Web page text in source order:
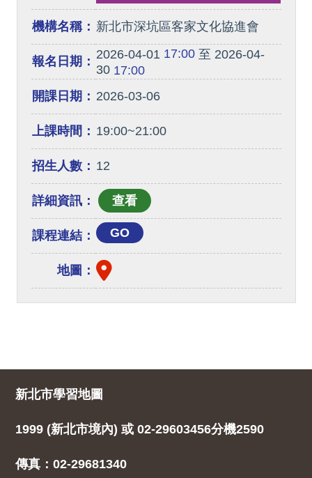
機構名稱： 新北市深坑區客家文化協進會
報名日期： 2026-04-01 17:00至 2026-04-
3017:00
開課日期： 2026-03-06
上課時間： 19:00~21:00
招生人數： 12
詳細資訊：
課程連結： GO
地圖：
新北市學習地圖
1999 (新北市境內) 或 02-29603456分機2590
傳真：02-29681340